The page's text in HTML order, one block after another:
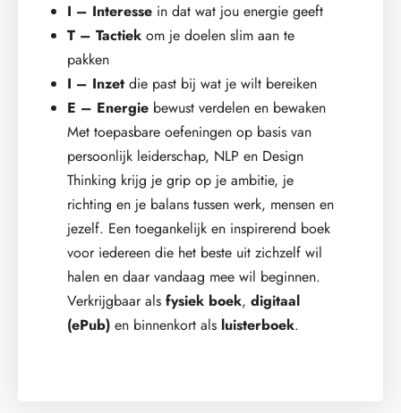
I – Interesse in dat wat jou energie geeft
T – Tactiek om je doelen slim aan te
pakken
I – Inzet die past bij wat je wilt bereiken
E – Energie bewust verdelen en bewaken
Met toepasbare oefeningen op basis van
persoonlijk leiderschap, NLP en Design
Thinking krijg je grip op je ambitie, je
richting en je balans tussen werk, mensen en
jezelf. Een toegankelijk en inspirerend boek
voor iedereen die het beste uit zichzelf wil
halen en daar vandaag mee wil beginnen.
Verkrijgbaar als fysiek boek, digitaal
(ePub) en binnenkort als luisterboek.